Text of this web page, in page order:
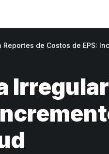
Reportes de Costos de EPS: